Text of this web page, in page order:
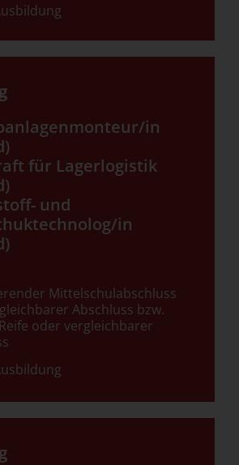
in
für Lagerlogistik
und
in
Mittelschulabschluss
Abschluss bzw.
oder vergleichbarer